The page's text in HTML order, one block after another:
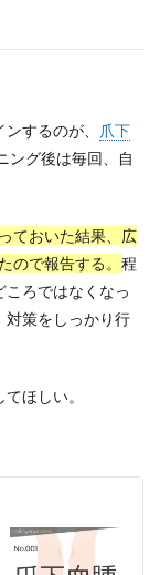
するのが、
爪下
ング後は毎回、自
ておいた結果、広
ので報告する。 程
ろではなくなっ
対策をしっかり行
ほしい。